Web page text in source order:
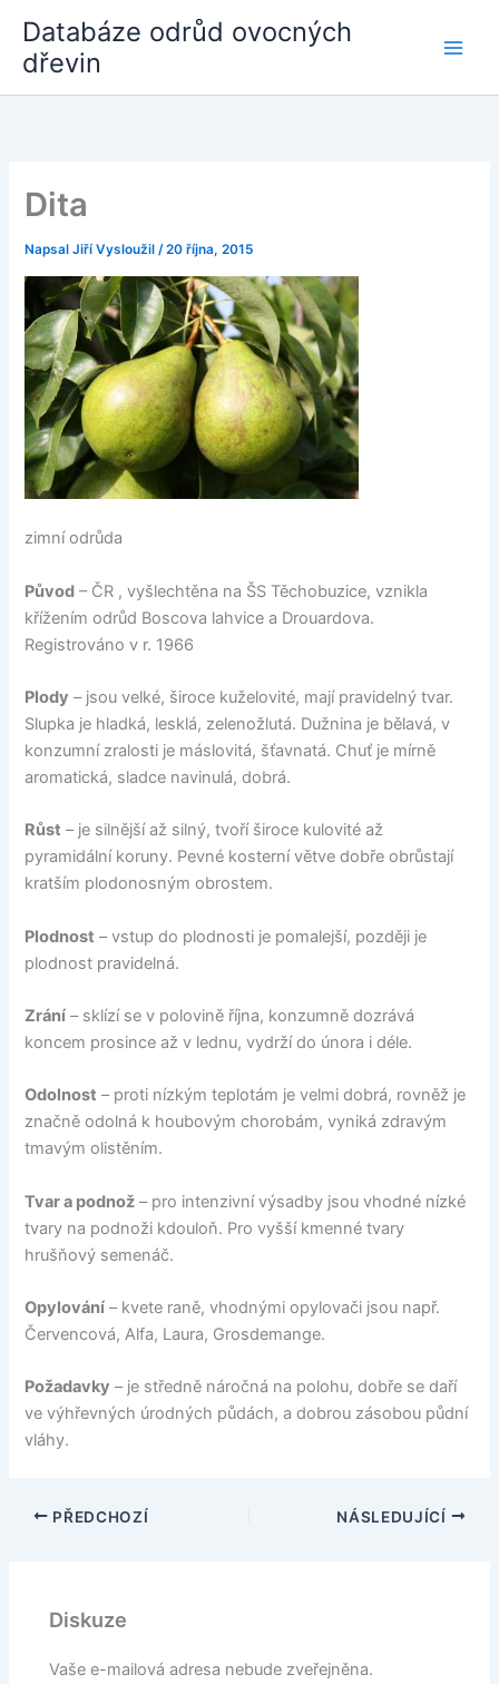
obsah
Databáze odrůd ovocných
dřevin
Dita
NapsalJiří Vysloužil/20 října, 2015
zimní odrůda
Původ – ČR , vyšlechtěna na ŠS Těchobuzice, vznikla
křížením odrůd Boscova lahvice a Drouardova.
Registrováno v r. 1966
Plody – jsou velké, široce kuželovité, mají pravidelný tvar.
Slupka je hladká, lesklá, zelenožlutá. Dužnina je bělavá, v
konzumní zralosti je máslovitá, šťavnatá. Chuť je mírně
aromatická, sladce navinulá, dobrá.
Růst – je silnější až silný, tvoří široce kulovité až
pyramidální koruny. Pevné kosterní větve dobře obrůstají
kratším plodonosným obrostem.
Plodnost – vstup do plodnosti je pomalejší, později je
plodnost pravidelná.
Zrání – sklízí se v polovině října, konzumně dozrává
koncem prosince až v lednu, vydrží do února i déle.
Odolnost – proti nízkým teplotám je velmi dobrá, rovněž je
značně odolná k houbovým chorobám, vyniká zdravým
tmavým olistěním.
Tvar a podnož – pro intenzivní výsadby jsou vhodné nízké
tvary na podnoži kdouloň. Pro vyšší kmenné tvary
hrušňový semenáč.
Opylování – kvete raně, vhodnými opylovači jsou např.
Červencová, Alfa, Laura, Grosdemange.
Požadavky – je středně náročná na polohu, dobře se daří
ve výhřevných úrodných půdách, a dobrou zásobou půdní
vláhy.
PŘEDCHOZÍ NÁSLEDUJÍCÍ
Diskuze
Vaše e-mailová adresa nebude zveřejněna.